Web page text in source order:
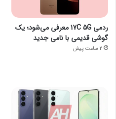
ردمی 17C 5G معرفی می‌شود؛ یک
گوشی قدیمی با نامی جدید
2 ساعت پیش